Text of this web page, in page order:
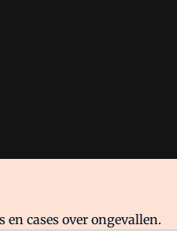
cases over ongevallen.